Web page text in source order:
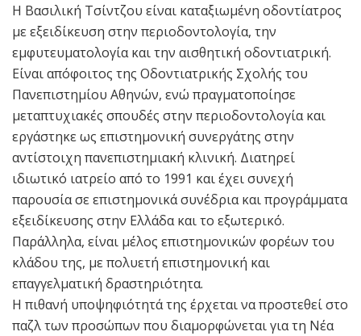
Η Βασιλική Τσίντζου είναι καταξιωμένη οδοντίατρος
με εξειδίκευση στην περιοδοντολογία, την
εμφυτευματολογία και την αισθητική οδοντιατρική.
Είναι απόφοιτος της Οδοντιατρικής Σχολής του
Πανεπιστημίου Αθηνών, ενώ πραγματοποίησε
μεταπτυχιακές σπουδές στην περιοδοντολογία και
εργάστηκε ως επιστημονική συνεργάτης στην
αντίστοιχη πανεπιστημιακή κλινική. Διατηρεί
ιδιωτικό ιατρείο από το 1991 και έχει συνεχή
παρουσία σε επιστημονικά συνέδρια και προγράμματα
εξειδίκευσης στην Ελλάδα και το εξωτερικό.
Παράλληλα, είναι μέλος επιστημονικών φορέων του
κλάδου της, με πολυετή επιστημονική και
επαγγελματική δραστηριότητα.
Η πιθανή υποψηφιότητά της έρχεται να προστεθεί στο
παζλ των προσώπων που διαμορφώνεται για τη Νέα